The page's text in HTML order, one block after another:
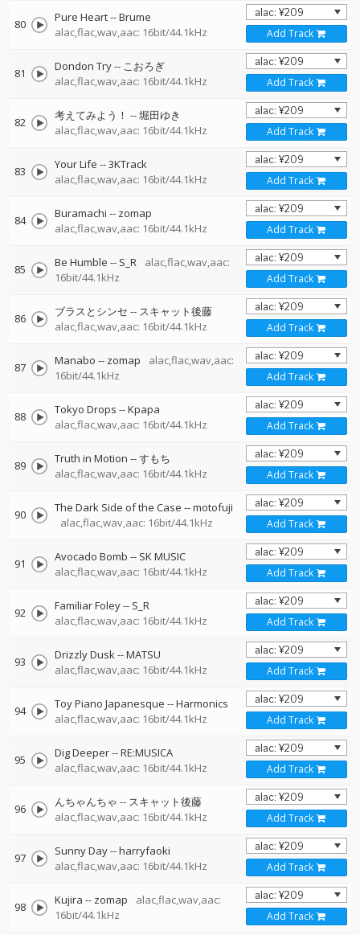
80 Pure Heart--Brume
alac,flac,wav,aac: 16bit/44.1kHz
Add Track
81 Dondon Try-- こおろぎ
alac,flac,wav,aac: 16bit/44.1kHz
Add Track
82 考えてみよう！ --堀田ゆき
alac,flac,wav,aac: 16bit/44.1kHz
Add Track
83 Your Life --3KTrack
alac,flac,wav,aac: 16bit/44.1kHz
Add Track
84 Buramachi -- zomap
alac,flac,wav,aac: 16bit/44.1kHz
Add Track
85 Be Humble -- S_R
alac,flac,wav,aac:
16bit/44.1kHz
Add Track
86 ブラスとシンセ -- スキャット後藤
alac,flac,wav,aac: 16bit/44.1kHz
Add Track
87 Manabo -- zomap
alac,flac,wav,aac:
16bit/44.1kHz
Add Track
88 Tokyo Drops --Kpapa
alac,flac,wav,aac: 16bit/44.1kHz
Add Track
89 Truth in Motion --すもち
alac,flac,wav,aac: 16bit/44.1kHz
Add Track
90 The Dark Side of the Case --motofuji
alac,flac,wav,aac: 16bit/44.1kHz
Add Track
91 Avocado Bomb -- SK MUSIC
alac,flac,wav,aac: 16bit/44.1kHz
Add Track
92 Familiar Foley-- S_R
alac,flac,wav,aac: 16bit/44.1kHz
Add Track
93 Drizzly Dusk--MATSU
alac,flac,wav,aac: 16bit/44.1kHz
Add Track
94 Toy Piano Japanesque --Harmonics
alac,flac,wav,aac: 16bit/44.1kHz
Add Track
95 Dig Deeper--RE:MUSICA
alac,flac,wav,aac: 16bit/44.1kHz
Add Track
96 んちゃんちゃ -- スキャット後藤
alac,flac,wav,aac: 16bit/44.1kHz
Add Track
97 Sunny Day--harryfaoki
alac,flac,wav,aac: 16bit/44.1kHz
Add Track
98 Kujira -- zomap
alac,flac,wav,aac:
16bit/44.1kHz
Add Track